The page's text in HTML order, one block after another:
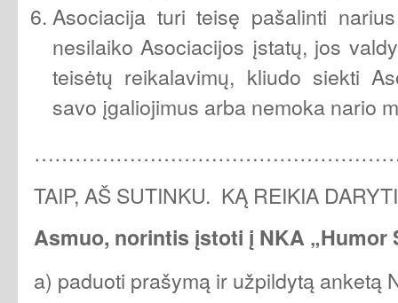
Asociacija turi teisę pašalinti
nesilaiko Asociacijos įstatų, jos
teisėtų reikalavimų, kliudo siekti
savo įgaliojimus arba nemoka nario
TAIP, AŠ SUTINKU. KĄ REIKIA
Asmuo, norintis įstoti į NKA „Humor
a) paduoti prašymą ir užpildytą anketą